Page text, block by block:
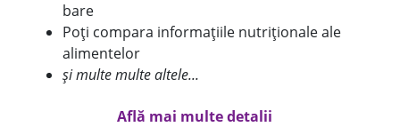
bare
Poți compara informațiile nutriționale ale
alimentelor
și multe multe altele...
Află mai multe detalii